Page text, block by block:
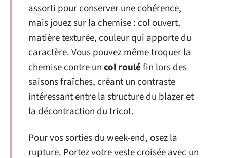
assorti pour conserver une cohérence,
mais jouez sur la chemise : col ouvert,
matière texturée, couleur qui apporte du
caractère. Vous pouvez même troquer la
chemise contre uncol rouléfin lors des
saisons fraîches, créant un contraste
intéressant entre la structure du blazer et
la décontraction du tricot.
Pour vos sorties du week-end, osez la
rupture. Portez votre veste croisée avec un